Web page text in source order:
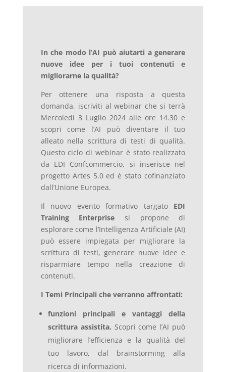
In che modo l’AI può aiutarti a generare
nuove idee per i tuoi contenuti e
migliorarne la qualità?
Per ottenere una risposta a questa
domanda, iscriviti al webinar che si terrà
Mercoledì 3 Luglio 2024 alle ore 14.30 e
scopri come l’AI può diventare il tuo
alleato nella scrittura di testi di qualità.
Questo ciclo di webinar è stato realizzato
da EDI Confcommercio, si inserisce nel
progetto Artes 5.0 ed è stato cofinanziato
dall’Unione Europea.
Il nuovo evento formativo targato EDI
Training Enterprise si propone di
esplorare come l’Intelligenza Artificiale (AI)
può essere impiegata per migliorare la
scrittura di testi, generare nuove idee e
risparmiare tempo nella creazione di
contenuti.
I Temi Principali che verranno affrontati:
funzioni principali e vantaggi della
scrittura assistita. Scopri come l’AI può
migliorare l’efficienza e la qualità del
tuo lavoro, dal brainstorming alla
ricerca di informazioni.